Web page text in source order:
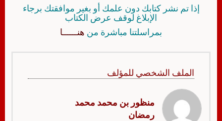
إذا تم نشر كتابك دون علمك أو بغير موافقتك برجاء
الإبلاغ لوقف عرض الكتاب
بمراسلتنا مباشرة من هنــــــا
الملف الشخصي للمؤلف
منظور بن محمد محمد
رمضان